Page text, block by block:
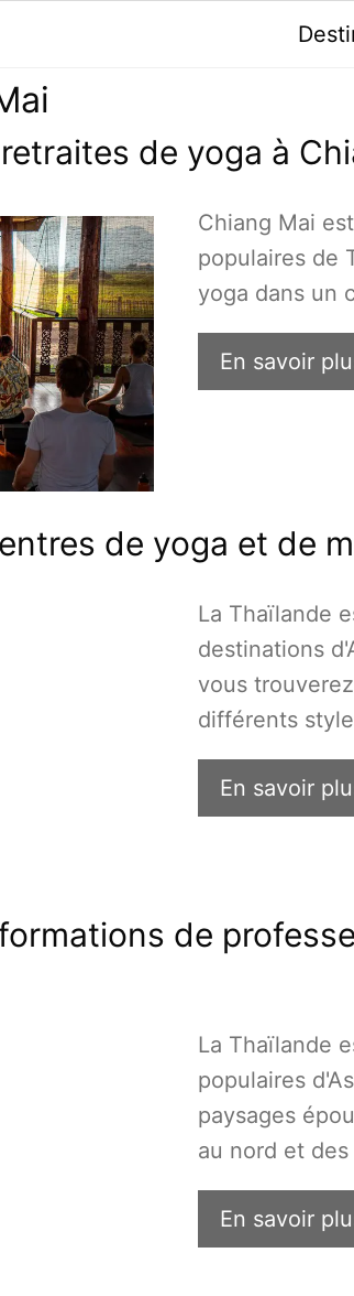
de yoga à
Chiang Mai
populaires de
yoga dans un
En savoir
de yoga et de
La Thaïlande
destinations
vous
différents
En savoir
de
La Thaïlande
populaires
paysages
au nord et
En savoir